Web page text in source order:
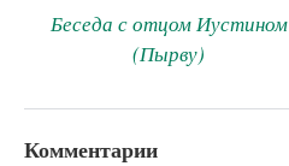
Беседа с отцом Иустином
(Пырву)
Комментарии